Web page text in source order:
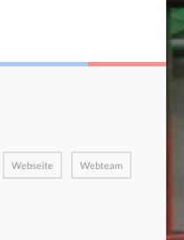
Webseite Webteam